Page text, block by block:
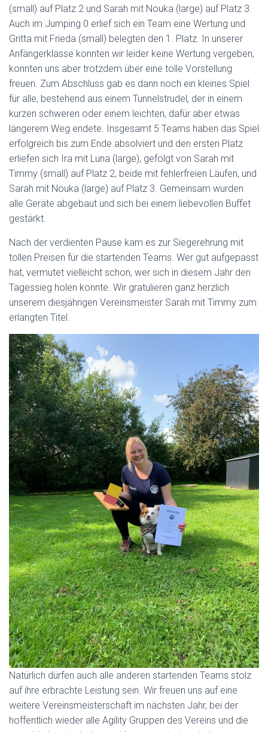
(small) auf Platz 2 und Sarah mit Nouka (large) auf Platz 3.
Auch im Jumping 0 erlief sich ein Team eine Wertung und
Gritta mit Frieda (small) belegten den 1. Platz. In unserer
Anfängerklasse konnten wir leider keine Wertung vergeben,
konnten uns aber trotzdem über eine tolle Vorstellung
freuen. Zum Abschluss gab es dann noch ein kleines Spiel
für alle, bestehend aus einem Tunnelstrudel, der in einem
kurzen schweren oder einem leichten, dafür aber etwas
längerem Weg endete. Insgesamt 5 Teams haben das Spiel
erfolgreich bis zum Ende absolviert und den ersten Platz
erliefen sich Ira mit Luna (large), gefolgt von Sarah mit
Timmy (small) auf Platz 2, beide mit fehlerfreien Läufen, und
Sarah mit Nouka (large) auf Platz 3. Gemeinsam wurden
alle Geräte abgebaut und sich bei einem liebevollen Buffet
gestärkt.
Nach der verdienten Pause kam es zur Siegerehrung mit
tollen Preisen für die startenden Teams. Wer gut aufgepasst
hat, vermutet vielleicht schon, wer sich in diesem Jahr den
Tagessieg holen konnte. Wir gratulieren ganz herzlich
unserem diesjährigen Vereinsmeister Sarah mit Timmy zum
erlangten Titel.
Natürlich dürfen auch alle anderen startenden Teams stolz
auf ihre erbrachte Leistung sein. Wir freuen uns auf eine
weitere Vereinsmeisterschaft im nächsten Jahr, bei der
hoffentlich wieder alle Agility Gruppen des Vereins und die